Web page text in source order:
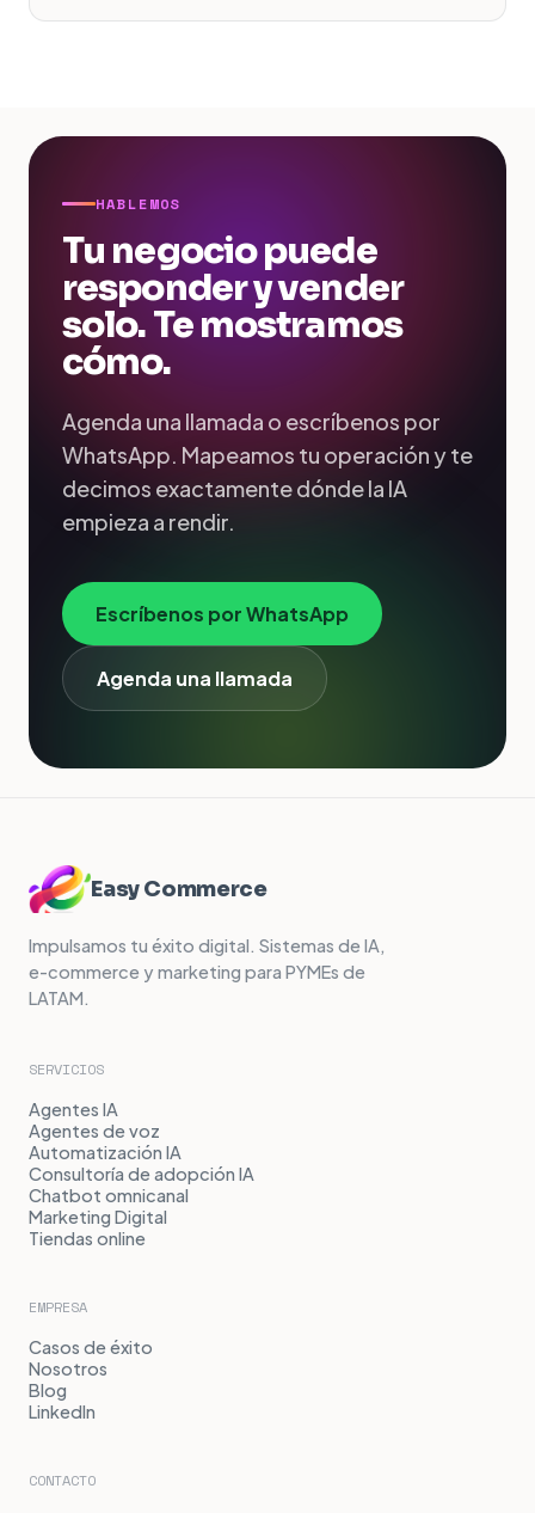
HABLEMOS
Tu negocio puede
responder y vender
solo. Te mostramos
cómo.
Agenda una llamada o escríbenos por
WhatsApp. Mapeamos tu operación y te
decimos exactamente dónde la IA
empieza a rendir.
Escríbenos por WhatsApp
Agenda una llamada
Easy Commerce
Impulsamos tu éxito digital. Sistemas de IA,
e-commerce y marketing para PYMEs de
LATAM.
SERVICIOS
Agentes IA
Agentes de voz
Automatización IA
Consultoría de adopción IA
Chatbot omnicanal
Marketing Digital
Tiendas online
EMPRESA
Casos de éxito
Nosotros
Blog
LinkedIn
CONTACTO